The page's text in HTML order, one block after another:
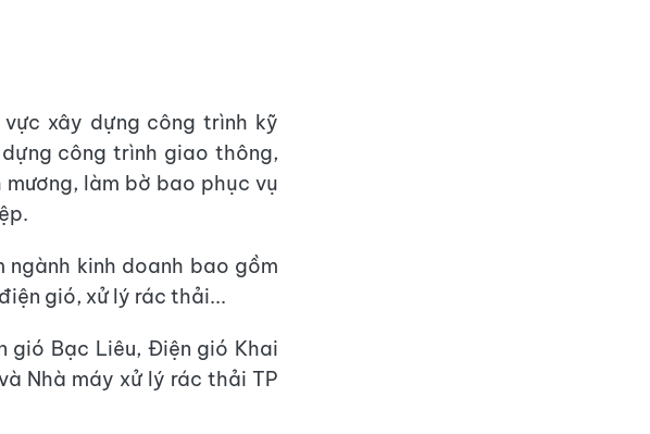
xây dựng công trình kỹ
công trình giao thông,
làm bờ bao phục vụ
kinh doanh bao gồm
gió, xử lý rác thải...
gió Bạc Liêu, Điện gió Khai
Nhà máy xử lý rác thải TP